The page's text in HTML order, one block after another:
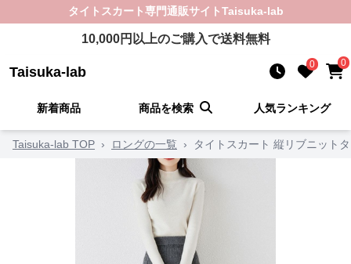
タイトスカート専門通販サイトTaisuka-lab
10,000円以上のご購入で送料無料
Taisuka-lab 0 0
新着商品 商品を検索 人気ランキング
Taisuka-lab TOP › ロングの一覧 › タイトスカート 縦リブニット